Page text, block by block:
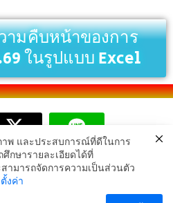
ามคืบหน้าของการ
ในรูปแบบ Excel
2024 สน.ลำผักชี
พ และประสบการณ์ที่ดีในการ
กษารายละเอียดได้ที่
ามารถจัดการความเป็นส่วนตัว
ตั้งค่า